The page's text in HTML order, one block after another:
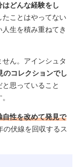
はどんな経験をし
たことはやってない
生を積み重ねてき
ん。アインシュタ
のコレクションでし
思っていること
性を改めて発見で
の伏線を回収するス